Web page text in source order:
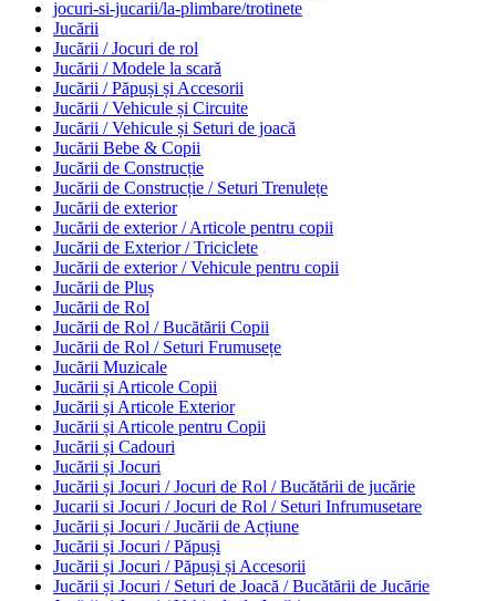
jocuri-si-jucarii/la-plimbare/trotinete
Jucării
Jucării / Jocuri de rol
Jucării / Modele la scară
Jucării / Păpuși și Accesorii
Jucării / Vehicule și Circuite
Jucării / Vehicule și Seturi de joacă
Jucării Bebe & Copii
Jucării de Construcție
Jucării de Construcție / Seturi Trenulețe
Jucării de exterior
Jucării de exterior / Articole pentru copii
Jucării de Exterior / Triciclete
Jucării de exterior / Vehicule pentru copii
Jucării de Pluș
Jucării de Rol
Jucării de Rol / Bucătării Copii
Jucării de Rol / Seturi Frumusețe
Jucării Muzicale
Jucării și Articole Copii
Jucării și Articole Exterior
Jucării și Articole pentru Copii
Jucării și Cadouri
Jucării și Jocuri
Jucării și Jocuri / Jocuri de Rol / Bucătării de jucărie
Jucarii si Jocuri / Jocuri de Rol / Seturi Infrumusetare
Jucării și Jocuri / Jucării de Acțiune
Jucării și Jocuri / Păpuși
Jucării și Jocuri / Păpuși și Accesorii
Jucării și Jocuri / Seturi de Joacă / Bucătării de Jucărie